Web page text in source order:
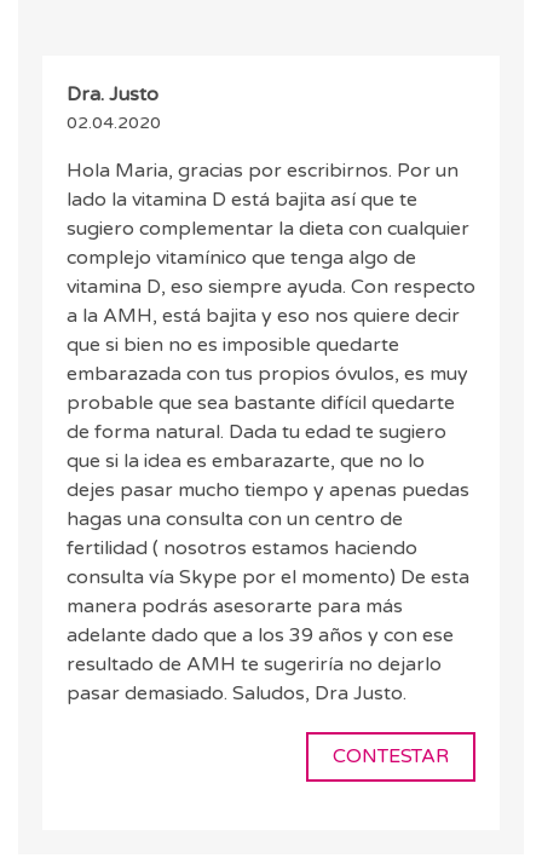
Dra. Justo
02.04.2020
Hola Maria, gracias por escribirnos. Por un
lado la vitamina D está bajita así que te
sugiero complementar la dieta con cualquier
complejo vitamínico que tenga algo de
vitamina D, eso siempre ayuda. Con respecto
a la AMH, está bajita y eso nos quiere decir
que si bien no es imposible quedarte
embarazada con tus propios óvulos, es muy
probable que sea bastante difícil quedarte
de forma natural. Dada tu edad te sugiero
que si la idea es embarazarte, que no lo
dejes pasar mucho tiempo y apenas puedas
hagas una consulta con un centro de
fertilidad ( nosotros estamos haciendo
consulta vía Skype por el momento) De esta
manera podrás asesorarte para más
adelante dado que a los 39 años y con ese
resultado de AMH te sugeriría no dejarlo
pasar demasiado. Saludos, Dra Justo.
CONTESTAR